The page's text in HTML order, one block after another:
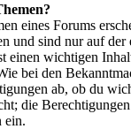
eines Forums
und sind nur auf der
einen wichtigen
bei den
ab, ob du
die
ein.